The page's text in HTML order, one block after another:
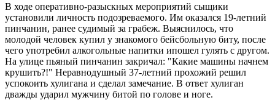
В ходе оперативно-разыскных мероприятий сыщики
установили личность подозреваемого. Им оказался 19-летний
пинчанин, ранее судимый за грабеж. Выяснилось, что
молодой человек купил у знакомого бейсбольную биту, после
чего употребил алкогольные напитки ипошел гулять с другом.
На улице пьяный пинчанин закричал: "Какие машины начнем
крушить?!" Неравнодушный 37-летний прохожий решил
успокоить хулигана и сделал замечание. В ответ хулиган
дважды ударил мужчину битой по голове и ноге.